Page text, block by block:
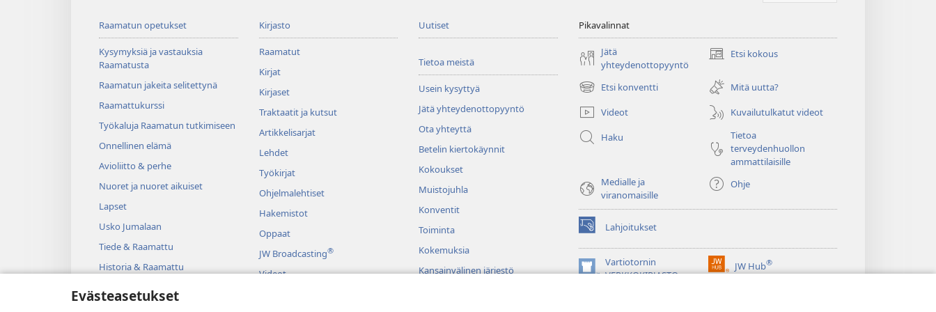
Evästeasetukset
Raamatun opetukset
Kysymyksiä ja vastauksia
Raamatusta
Raamatun jakeita selitettynä
Raamattukurssi
Työkaluja Raamatun tutkimiseen
Onnellinen elämä
Avioliitto & perhe
Nuoret ja nuoret aikuiset
Lapset
Usko Jumalaan
Tiede & Raamattu
Historia & Raamattu
Kirjasto
Raamatut
Kirjat
Kirjaset
Traktaatit ja kutsut
Artikkelisarjat
Lehdet
Työkirjat
Ohjelmalehtiset
Hakemistot
Oppaat
JW Broadcasting®
Videot
Uutiset
Tietoa meistä
Usein kysyttyä
Jätä yhteydenottopyyntö
Ota yhteyttä
Betelin kiertokäynnit
Kokoukset
Muistojuhla
Konventit
Toiminta
Kokemuksia
Kansainvälinen järjestö
Pikavalinnat
Jätä
yhteydenottopyyntö
Etsi kokous
(avaa
ikkunan)
Etsi konventti
(avaa
uuden
ikkunan)
Mitä uutta?
Videot
Kuvailutulkatut videot
Haku
Tietoa
terveydenhuollon
ammattilaisille
Medialle ja
viranomaisille
Ohje
Lahjoitukset
(avaa
uuden
ikkunan)Vartiotornin
VERKKOKIRJASTO
(avaa
JW Hub®
(avaa